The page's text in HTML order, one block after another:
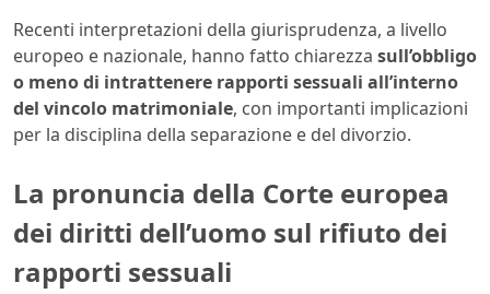
Recenti interpretazioni della giurisprudenza, a livello
europeo e nazionale, hanno fatto chiarezza sull’obbligo
o meno di intrattenere rapporti sessuali all’interno
del vincolo matrimoniale, con importanti implicazioni
per la disciplina della separazione e del divorzio.
La pronuncia della Corte europea
dei diritti dell’uomo sul rifiuto dei
rapporti sessuali